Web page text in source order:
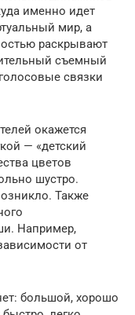
именно идет
мир, а
раскрывают
съемный
связки
окажется
— «детский
цветов
шустро.
Также
Например,
от
большой, хорошо